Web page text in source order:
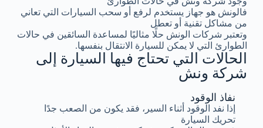
فالونش هو جهاز يستخدم لرفع أو سحب السيارات التي تعاني
من مشاكل تقنية أو تعطل
وتعتبر شركات الونش حلًا مثاليًا لمساعدة السائقين في حالات
الطوارئ التي لا يمكن للسيارة الانتقال بنفسها.
الحالات التي تحتاج فيها السيارة إلى
شركة ونش
نفاذ الوقود
إذا نفد الوقود أثناء السير، فقد يكون من الصعب جدًا
تحريك السيارة